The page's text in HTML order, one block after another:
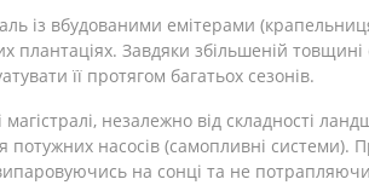
із вбудованими емітерами
Завдяки збільшеній
її протягом багатьох сезонів.
незалежно від складності
насосів (самопливні
на сонці та не